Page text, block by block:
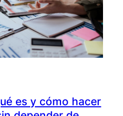
es y cómo hacer